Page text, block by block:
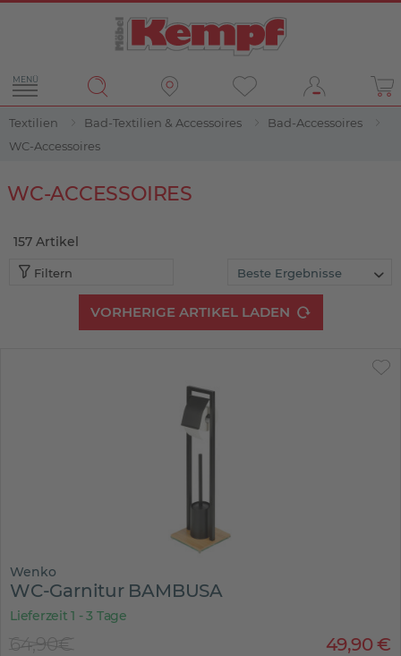
MENÜ
Textilien Bad-Textilien & Accessoires
Bad-Accessoires
WC-Accessoires
Filter
WC-ACCESSOIRES
157 Artikel
Filtern
VORHERIGE ARTIKEL LADEN
Wenko
WC-Garnitur BAMBUSA
Lieferzeit 1 - 3 Tage
49,90€
64,90€